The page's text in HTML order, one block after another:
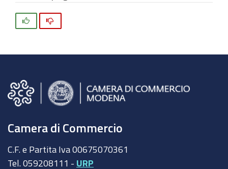
Camera di Commercio
C.F. e Partita Iva 00675070361
Tel. 059208111 - URP